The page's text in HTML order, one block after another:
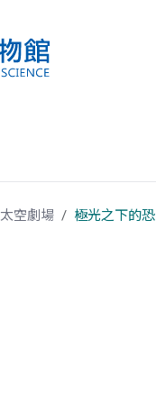
太空劇場 極光之下的